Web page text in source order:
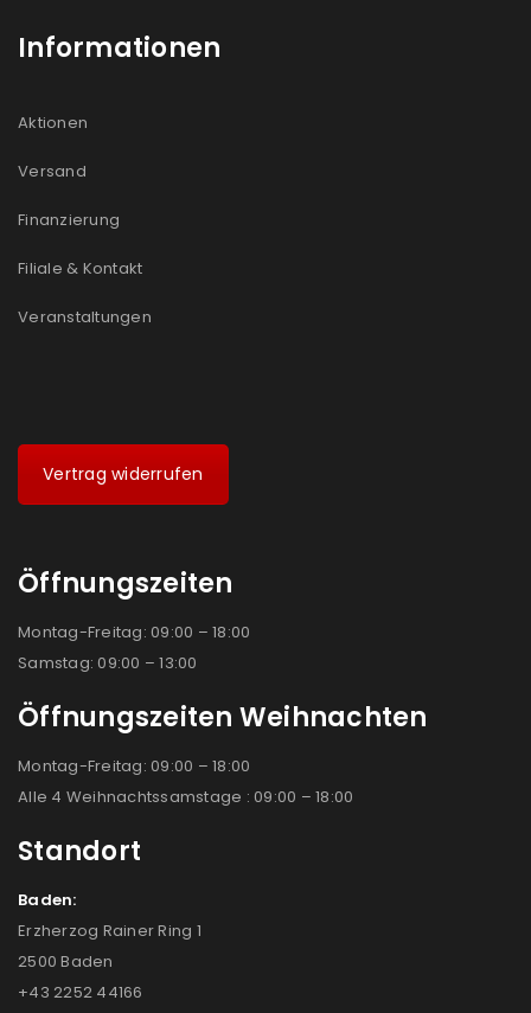
Informationen
Aktionen
Versand
Finanzierung
Filiale & Kontakt
Veranstaltungen
Vertrag widerrufen
Öffnungszeiten
Montag-Freitag: 09:00 – 18:00
Samstag: 09:00 – 13:00
Öffnungszeiten Weihnachten
Montag-Freitag: 09:00 – 18:00
Alle 4 Weihnachtssamstage : 09:00 – 18:00
Standort
Baden:
Erzherzog Rainer Ring 1
2500 Baden
+43 2252 44166